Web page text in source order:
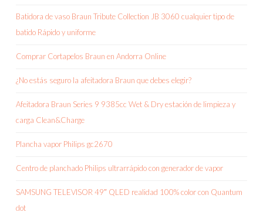
Batidora de vaso Braun Tribute Collection JB 3060 cualquier tipo de
batido Rápido y uniforme
Comprar Cortapelos Braun en Andorra Online
¿No estás seguro la afeitadora Braun que debes elegir?
Afeitadora Braun Series 9 9385cc Wet & Dry estación de limpieza y
carga Clean&Charge
Plancha vapor Philips gc2670
Centro de planchado Philips ultrarrápido con generador de vapor
SAMSUNG TELEVISOR 49″ QLED realidad 100% color con Quantum
dot